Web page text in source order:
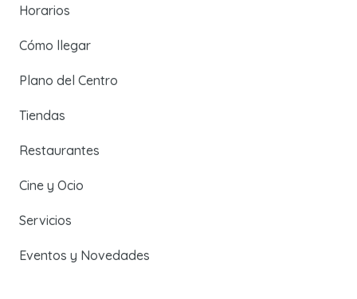
Horarios
Cómo llegar
Plano del Centro
Tiendas
Restaurantes
Cine y Ocio
Servicios
Eventos y Novedades